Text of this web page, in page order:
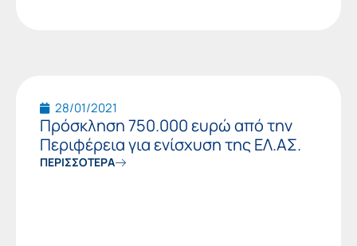
28/01/2021
Πρόσκληση 750.000 ευρώ από την
Περιφέρεια για ενίσχυση της ΕΛ.ΑΣ.
ΠΕΡΙΣΣΟΤΕΡΑ